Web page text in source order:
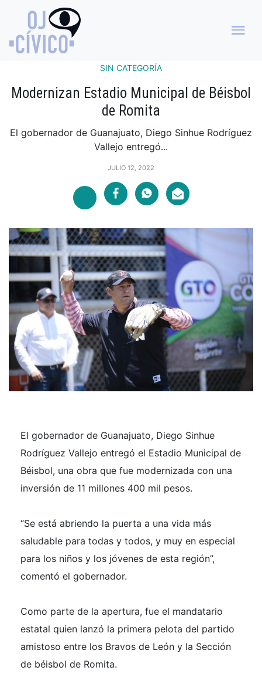
SIN CATEGORÍA
Modernizan Estadio Municipal de Béisbol
de Romita
El gobernador de Guanajuato, Diego Sinhue Rodríguez
Vallejo entregó...
JULIO 12, 2022
El gobernador de Guanajuato, Diego Sinhue
Rodríguez Vallejo entregó el Estadio Municipal de
Béisbol, una obra que fue modernizada con una
inversión de 11 millones 400 mil pesos.
“Se está abriendo la puerta a una vida más
saludable para todas y todos, y muy en especial
para los niños y los jóvenes de esta región”,
comentó el gobernador.
Como parte de la apertura, fue el mandatario
estatal quien lanzó la primera pelota del partido
amistoso entre los Bravos de León y la Sección
de béisbol de Romita.